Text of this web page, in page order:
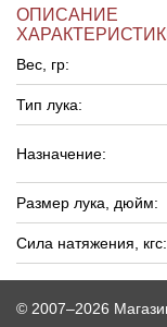
ОПИСАНИЕ
Вес, гр:
Тип лука:
Назначение:
Размер лука, дюйм:
Сила натяжения, кгс:
© 2007–2026